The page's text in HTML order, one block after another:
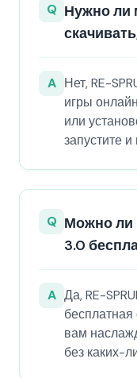
Q Нужно ли
A Нет, RE-
игры
или
запустите и
Q Можно ли
3.0
A Да, RE-
бесплатная
вам
без каких-